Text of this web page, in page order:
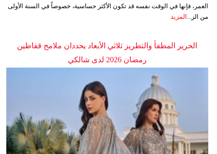
العمر، فإنها في الوقت نفسه قد تكون الأكثر حساسية، خصوصاً في السنة الأولى
من الز...
المزيد
الحرير المطفأ والتطريز ثلاثي الأبعاد يحددان ملامح قفاطين
رمضان 2026 لدى شالكي